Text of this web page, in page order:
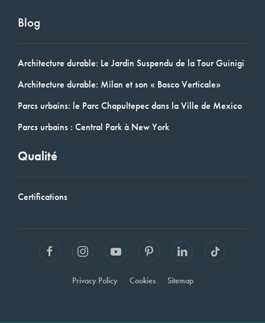
Blog
Architecture durable: Le Jardin Suspendu de la Tour Guinigi
Architecture durable: Milan et son « Bosco Verticale»
Parcs urbains: le Parc Chapultepec dans la Ville de Mexico
Parcs urbains : Central Park à New York
Qualité
Certifications
Privacy Policy Cookies Sitemap